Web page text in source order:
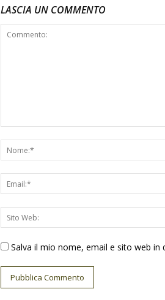
LASCIA UN COMMENTO
Salva il mio nome, email e sito web